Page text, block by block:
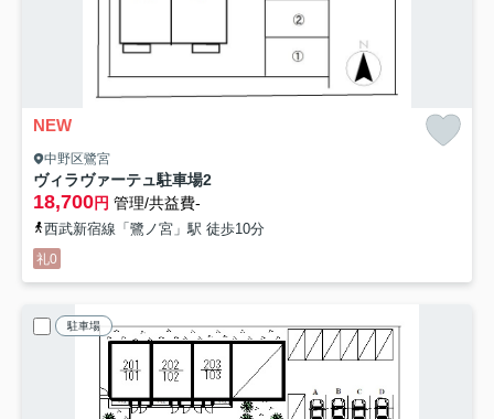
NEW
中野区鷺宮
ヴィラヴァーテュ駐車場2
18,700円 管理/共益費-
西武新宿線「鷺ノ宮」駅 徒歩10分
礼0
駐車場